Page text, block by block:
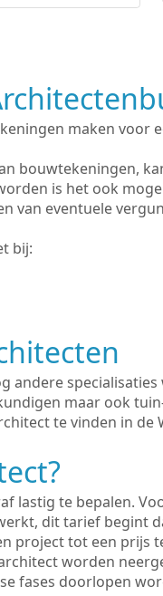
maken voor
bouwtekeningen,
is het ook
van eventuele
bij:
andere
maar ook
te vinden in de
lastig te bepalen.
dit tarief begint
project tot een prijs
worden
fases doorlopen